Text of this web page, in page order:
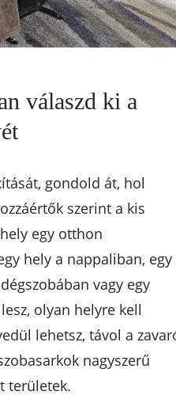
válaszd ki a
gondold át, hol
szerint a kis
egy otthon
hely a nappaliban, egy
vagy egy
olyan helyre kell
lehetsz, távol a
nagyszerű
területek.